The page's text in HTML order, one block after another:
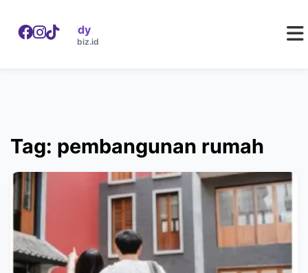
W WebDaddy
webdaddy.biz.id
Tag: pembangunan rumah